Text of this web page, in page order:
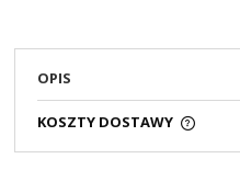
OPIS
KOSZTY DOSTAWY